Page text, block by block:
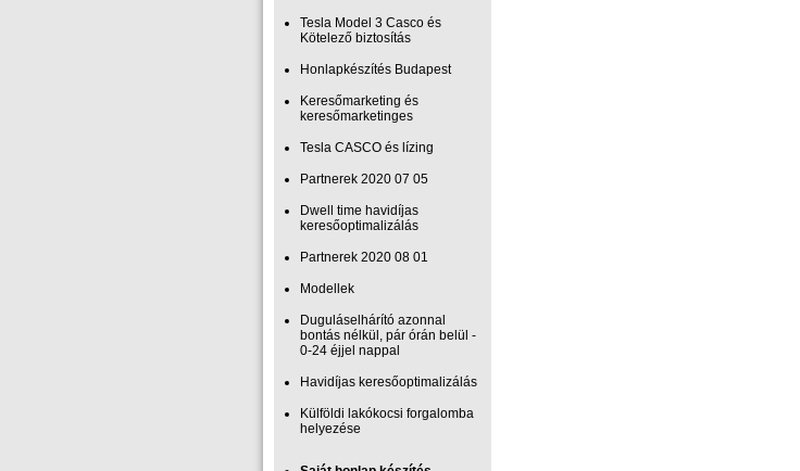
Tesla Model 3 Casco és
Kötelező biztosítás
Honlapkészítés Budapest
Keresőmarketing és
keresőmarketinges
Tesla CASCO és lízing
Partnerek 2020 07 05
Dwell time havidíjas
keresőoptimalizálás
Partnerek 2020 08 01
Modellek
Duguláselhárító azonnal
bontás nélkül, pár órán belül -
0-24 éjjel nappal
Havidíjas keresőoptimalizálás
Külföldi lakókocsi forgalomba
helyezése